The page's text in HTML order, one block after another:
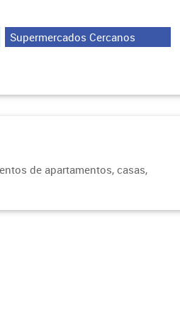
Supermercados Cercanos
de apartamentos, casas,